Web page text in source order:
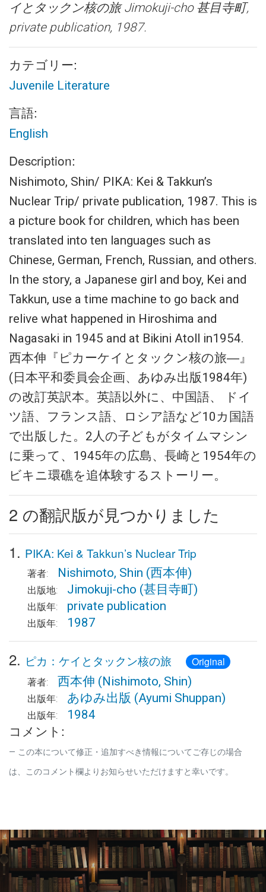
イとタックン核の旅Jimokuji-cho 甚目寺町,
private publication, 1987.
カテゴリー:
Juvenile Literature
言語:
English
Description:
Nishimoto, Shin/ PIKA: Kei & Takkun’s
Nuclear Trip/ private publication, 1987. This is
a picture book for children, which has been
translated into ten languages such as
Chinese, German, French, Russian, and others.
In the story, a Japanese girl and boy, Kei and
Takkun, use a time machine to go back and
relive what happened in Hiroshima and
Nagasaki in 1945 and at Bikini Atoll in1954.
西本伸『ピカーケイとタックン核の旅―』
(日本平和委員会企画、あゆみ出版1984年)
の改訂英訳本。英語以外に、中国語、 ドイ
ツ語、フランス語、ロシア語など10カ国語
で出版した。2人の子どもがタイムマシン
に乗って、1945年の広島、長崎と1954年の
ビキニ環礁を追体験するストーリー。
2 の翻訳版が見つかりました
1. PIKA: Kei & Takkun’s Nuclear Trip
著者: Nishimoto, Shin (西本伸)
出版地: Jimokuji-cho (甚目寺町)
出版年: private publication
出版年: 1987
2. ピカ：ケイとタックン核の旅 Original
著者: 西本伸 (Nishimoto, Shin)
出版年: あゆみ出版 (Ayumi Shuppan)
出版年: 1984
コメント:
この本について修正・追加すべき情報についてご存じの場合
は、このコメント欄よりお知らせいただけますと幸いです。